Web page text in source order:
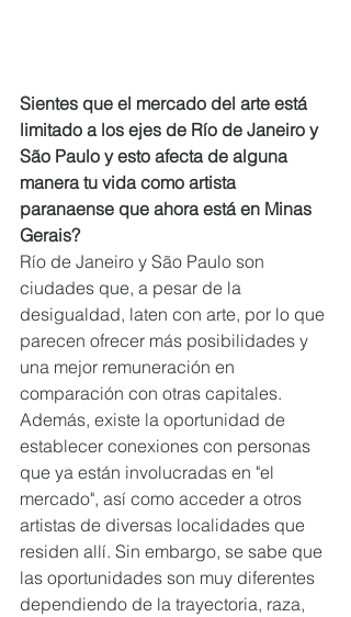
Sientes que el mercado del arte está
limitado a los ejes de Río de Janeiro y
São Paulo y esto afecta de alguna
manera tu vida como artista
paranaense que ahora está en Minas
Gerais?
Río de Janeiro y São Paulo son
ciudades que, a pesar de la
desigualdad, laten con arte, por lo que
parecen ofrecer más posibilidades y
una mejor remuneración en
comparación con otras capitales.
Además, existe la oportunidad de
establecer conexiones con personas
que ya están involucradas en "el
mercado", así como acceder a otros
artistas de diversas localidades que
residen allí. Sin embargo, se sabe que
las oportunidades son muy diferentes
dependiendo de la trayectoria, raza,